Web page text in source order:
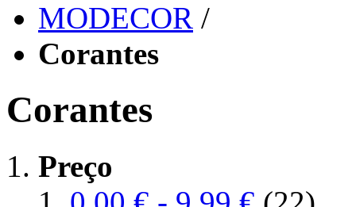
MODECOR /
Corantes
Corantes
Preço